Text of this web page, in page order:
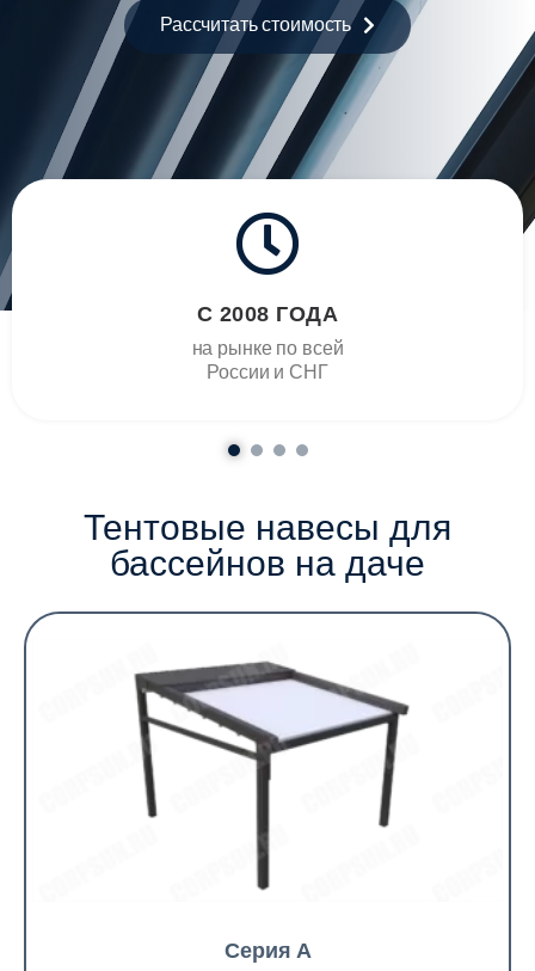
Рассчитать стоимость
С 2008 ГОДА
на рынке по всей
России и СНГ
Тентовые навесы для
бассейнов на даче
Серия А